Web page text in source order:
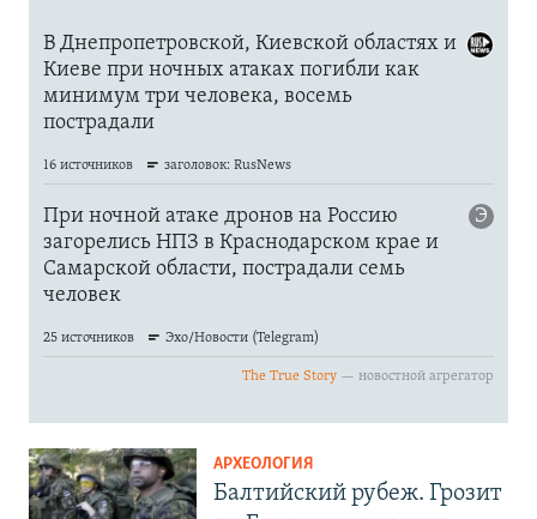
АРХЕОЛОГИЯ
Балтийский рубеж. Грозит